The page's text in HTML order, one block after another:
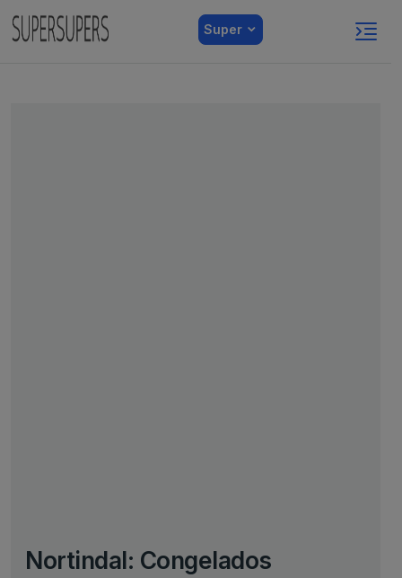
Super
Nortindal: Congelados